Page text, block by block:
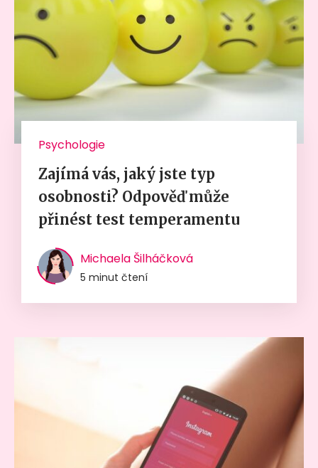
Psychologie
Zajímá vás, jaký jste typ
osobnosti? Odpověď může
přinést test temperamentu
Michaela Šilháčková
5 minut čtení